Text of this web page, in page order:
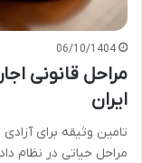
06/10/1404
مراحل قانونی
ایران
تامین وثیقه برای
مراحل حیاتی در نظام